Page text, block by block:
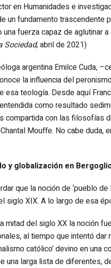
en Humanidades e
un fundamento trascendente
fuerza capaz de aglutinar
Sociedad, abril de 2021)
argentina Emilce Cuda,
la influencia del
esa teología. Desde aquí
como resultado
compartida con las filosofías
Mouffe. No cabe
y globalización en
que la noción de ‘pueblo
siglo XIX. A lo largo de esa
mitad del siglo XX la noción
al tiempo que intentó
católico’ devino en
una larga lista de diferentes,